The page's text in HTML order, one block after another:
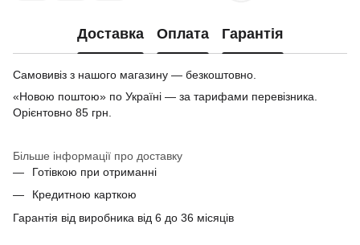
Доставка Оплата Гарантія
Самовивіз з нашого магазину — безкоштовно.
«Новою поштою» по Україні — за тарифами перевізника.
Орієнтовно 85 грн.
Більше інформації про доставку
Готівкою при отриманні
Кредитною карткою
Гарантія від виробника від 6 до 36 місяців